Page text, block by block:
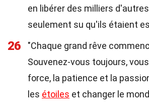
en libérer des milliers
seulement su qu'ils étaient
26
"Chaque grand rêve
Souvenez-vous toujours,
force, la patience et la
les étoiles et changer le